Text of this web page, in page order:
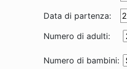
Data di partenza:
Numero di adulti:
Numero di bambini: